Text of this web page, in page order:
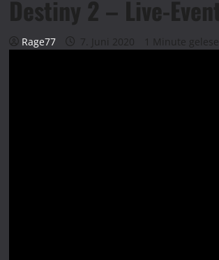
Destiny 2 – Live-
Rage77 7. Juni 2020 1 Minute